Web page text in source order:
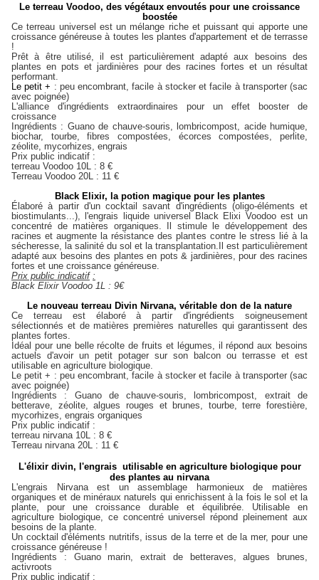
Le terreau Voodoo, des végétaux envoutés pour une croissance
boostée
Ce terreau universel est un mélange riche et puissant qui apporte une
croissance généreuse à toutes les plantes d'appartement et de terrasse
!
Prêt à être utilisé, il est particulièrement adapté aux besoins des
plantes en pots et jardinières pour des racines fortes et un résultat
performant.
Le petit + : peu encombrant, facile à stocker et facile à transporter (sac
avec poignée)
L'alliance d'ingrédients extraordinaires pour un effet booster de
croissance
Ingrédients : Guano de chauve-souris, lombricompost, acide humique,
biochar, tourbe, fibres compostées, écorces compostées, perlite,
zéolite, mycorhizes, engrais
Prix public indicatif :
terreau Voodoo 10L : 8 €
Terreau Voodoo 20L : 11 €
Black Elixir, la potion magique pour les plantes
Élaboré à partir d'un cocktail savant d'ingrédients (oligo-éléments et
biostimulants...), l'engrais liquide universel Black Elixi Voodoo est un
concentré de matières organiques. Il stimule le développement des
racines et augmente la résistance des plantes contre le stress lié à la
sécheresse, la salinité du sol et la transplantation.
Il est particulièrement
adapté aux besoins des plantes en pots & jardinières, pour des racines
fortes et une croissance généreuse.
Prix public indicatif :
Black ElixirVoodoo 1L : 9€
Le nouveau terreau Divin Nirvana, véritable don de la nature
Ce terreau est élaboré à partir d'ingrédients soigneusement
sélectionnés et de matières premières naturelles qui garantissent des
plantes fortes.
Idéal pour une belle récolte de fruits et légumes, il répond aux besoins
actuels d'avoir un petit potager sur son balcon ou terrasse et est
utilisable en agriculture biologique.
Le petit + : peu encombrant, facile à stocker et facile à transporter (sac
avec poignée)
Ingrédients : Guano de chauve-souris, lombricompost, extrait de
betterave, zéolite, algues rouges et brunes, tourbe, terre forestière,
mycorhizes, engrais organiques
Prix public indicatif :
terreau nirvana 10L : 8 €
Terreau nirvana 20L : 11 €
L'élixir divin, l'engrais utilisable en agriculture biologique pour
des plantes au nirvana
L'engrais Nirvana est un assemblage harmonieux de matières
organiques et de minéraux naturels qui enrichissent à la fois le sol et la
plante, pour une croissance durable et équilibrée. Utilisable en
agriculture biologique, ce concentré universel répond pleinement aux
besoins de la plante.
Un cocktail d'éléments nutritifs, issus de la terre et de la mer, pour une
croissance généreuse !
Ingrédients : Guano marin, extrait de betteraves, algues brunes,
activroots
Prix public indicatif :